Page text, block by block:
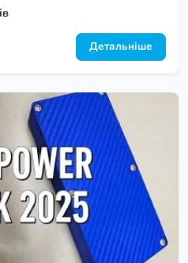
Детальніше